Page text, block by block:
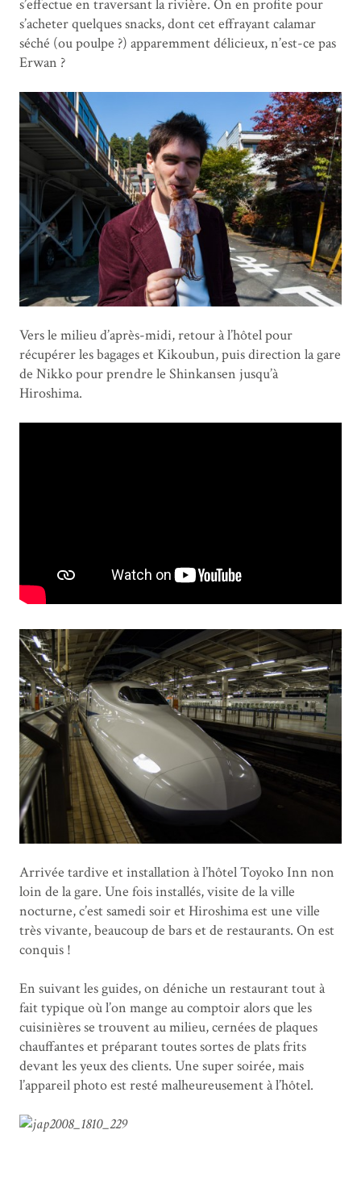
s’effectue en traversant la rivière. On en profite pour
s’acheter quelques snacks, dont cet effrayant calamar
séché (ou poulpe ?) apparemment délicieux, n’est-ce pas
Erwan ?
Vers le milieu d’après-midi, retour à l’hôtel pour
récupérer les bagages et Kikoubun, puis direction la gare
de Nikko pour prendre le Shinkansen jusqu’à
Hiroshima.
Arrivée tardive et installation à l’hôtel Toyoko Inn non
loin de la gare. Une fois installés, visite de la ville
nocturne, c’est samedi soir et Hiroshima est une ville
très vivante, beaucoup de bars et de restaurants. On est
conquis !
En suivant les guides, on déniche un restaurant tout à
fait typique où l’on mange au comptoir alors que les
cuisinières se trouvent au milieu, cernées de plaques
chauffantes et préparant toutes sortes de plats frits
devant les yeux des clients. Une super soirée, mais
l’appareil photo est resté malheureusement à l’hôtel.